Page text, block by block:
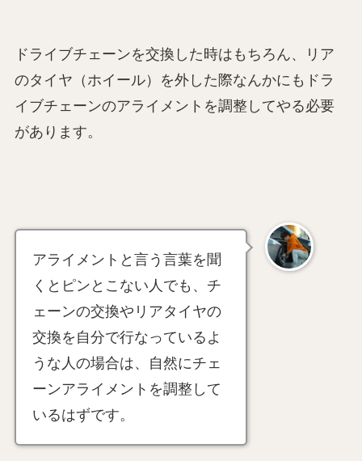
ドライブチェーンを交換した時はもちろん、リア
のタイヤ（ホイール）を外した際なんかにもドラ
イブチェーンのアライメントを調整してやる必要
があります。
アライメントと言う言葉を聞
くとピンとこない人でも、チ
ェーンの交換やリアタイヤの
交換を自分で行なっているよ
うな人の場合は、自然にチェ
ーンアライメントを調整して
いるはずです。